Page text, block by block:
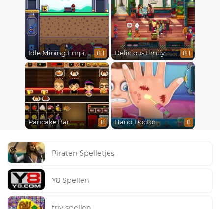
Idle Mining Empire 8.1 Delicious Emily New Beginning 8.1
Pancake Bar 8 Hand Doctor 8
Piraten Spelletjes
Y8 Spellen